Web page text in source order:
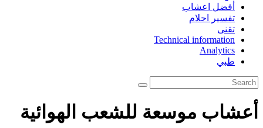
أفضل اعشاب
تفسير احلام
تقنى
Technical information
Analytics
طبي
أعشاب موسعة للشعب الهوائية